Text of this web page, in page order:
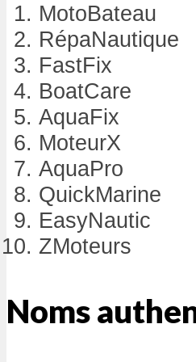
MotoBateau
RépaNautique
FastFix
BoatCare
AquaFix
MoteurX
AquaPro
QuickMarine
EasyNautic
ZMoteurs
Noms